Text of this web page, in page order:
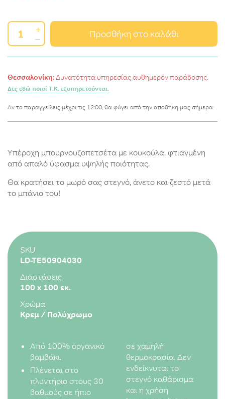
+
– Προσθήκη στο καλάθι
Θεσσαλονίκη:Δυνατότητα υπηρεσίας αυθημερόν παράδοσης.
Δες εδώ ποιοί Τ.Κ. εξυπηρετούνται.
Αν το παραγγείλεις μέχρι τις 12:00, θα φύγει από την αποθήκη μας σήμερα.
Υπέροχη μπουρνουζοπετσέτα με κουκούλα, φτιαγμένη
από απαλό ύφασμα υψηλής ποιότητας.
Θα κρατήσει το μωρό σας στεγνό, άνετο και ζεστό μετά
το μπάνιο του!
SKU
LD-TE50904030
Διαστάσεις
100 x 100 εκ.
Χρώμα
Κρεμ / Πολύχρωμο
Από 100% οργανικό
βαμβάκι.
Πλένεται στο
πλυντήριο στους 30
βαθμούς σε ήπιο
σε χαμηλή
θερμοκρασία. Δεν
ενδείκνυται τo
στεγνό καθάρισμα
και η χρήση